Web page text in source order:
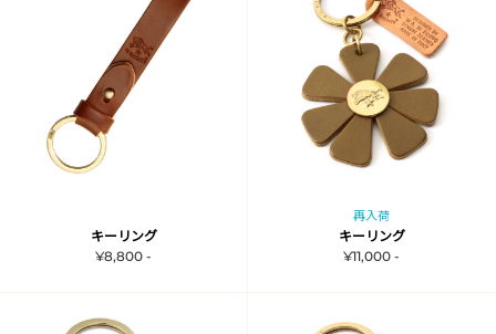
キーリング
¥8,800 -
再入荷
キーリング
¥11,000 -